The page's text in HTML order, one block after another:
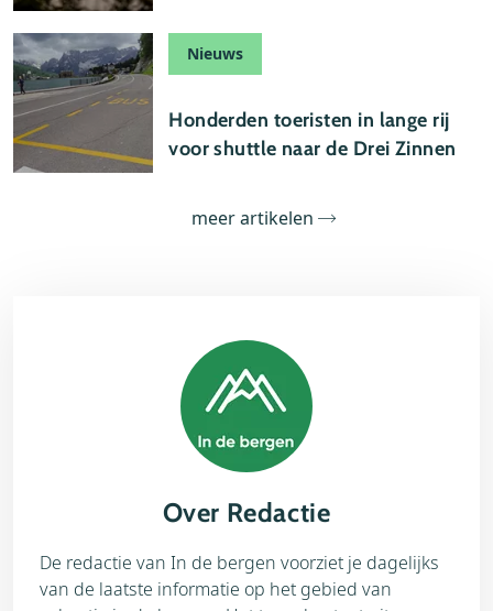
Nieuws
Honderden toeristen in lange rij
voor shuttle naar de Drei Zinnen
meer artikelen
Over Redactie
De redactie van In de bergen voorziet je dagelijks
van de laatste informatie op het gebied van